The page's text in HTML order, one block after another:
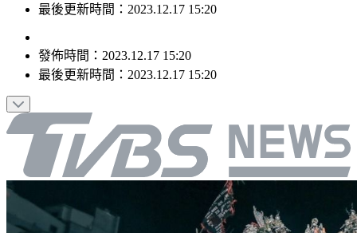
最後更新時間：2023.12.17 15:20